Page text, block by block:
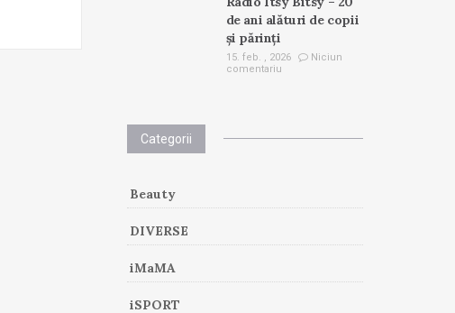
de ani alături de copii
și părinți
15. feb. , 2026
Niciun
comentariu
Categorii
Beauty
DIVERSE
iMaMA
iSPORT